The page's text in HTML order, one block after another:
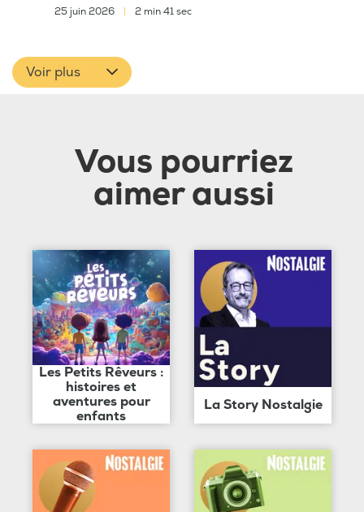
25 juin 2026 | 2 min 41 sec
Voir plus
Vous pourriez
aimer aussi
Les Petits Rêveurs :
histoires et
aventures pour
enfants
La Story Nostalgie